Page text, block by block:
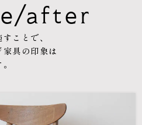
after
ことで、
具の印象は